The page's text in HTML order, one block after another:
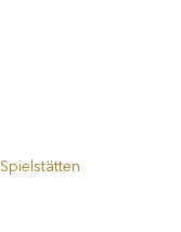
Spielstätten